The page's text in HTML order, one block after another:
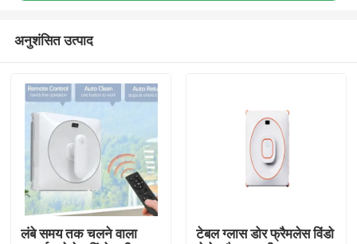
अनुशंसित उत्पाद
लंबे समय तक चलने वाला
टेबल ग्लास डोर फ्रैमलेस विंडो